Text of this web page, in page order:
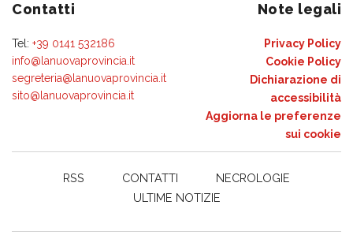
Contatti
Tel: +39 0141 532186
info@lanuovaprovincia.it
segreteria@lanuovaprovincia.it
sito@lanuovaprovincia.it
Note legali
Privacy Policy
Cookie Policy
Dichiarazione di
accessibilità
Aggiorna le preferenze
sui cookie
RSS CONTATTI
NECROLOGIE
ULTIME NOTIZIE